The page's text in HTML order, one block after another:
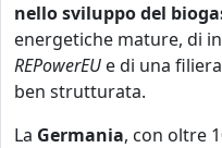
nello sviluppo del
energetiche mature, di
REPowerEU e di una
ben strutturata.
La Germania, con oltre